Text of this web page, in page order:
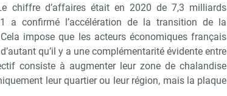
chiffre d’affaires était en 2020 de 7,3 milliards
a confirmé l’accélération de la transition de la
impose que les acteurs économiques français
qu’il y a une complémentarité évidente entre
consiste à augmenter leur zone de chalandise
leur quartier ou leur région, mais la plaque